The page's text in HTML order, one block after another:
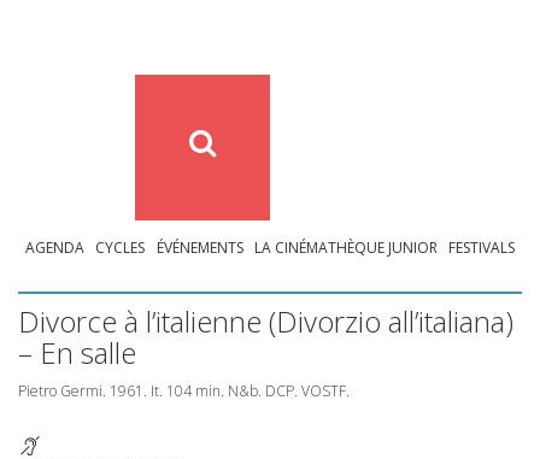
AGENDA CYCLES ÉVÉNEMENTS LA CINÉMATHÈQUE JUNIOR FESTIVALS
Divorce à l’italienne (Divorzio all’italiana)
– En salle
Pietro Germi. 1961. It. 104 min. N&b. DCP. VOSTF.